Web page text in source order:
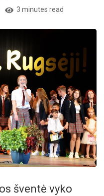
3 minutes read
šventė vyko